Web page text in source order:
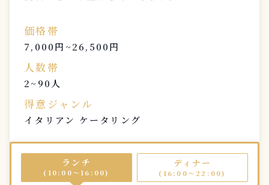
価格帯
7,000円~26,500円
人数帯
2~90人
得意ジャンル
イタリアン ケータリング
ランチ
(10:00〜16:00)
ディナー
(16:00〜22:00)